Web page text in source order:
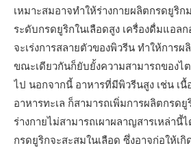
เหมาะสมอาจทำให้ร่างกายผลิตกรดยูริก
ระดับกรดยูริกในเลือดสูง เครื่องดื่มแอล
จะเร่งการสลายตัวของพิวรีน ทำให้การ
ขณะเดียวกันก็ยับยั้งความสามารถของไ
ไป นอกจากนี้ อาหารที่มีพิวรีนสูง เช่น เนื้
อาหารทะเล ก็สามารถเพิ่มการผลิตกรดยู
ร่างกายไม่สามารถเผาผลาญสารเหล่านี้
กรดยูริกจะสะสมในเลือด ซึ่งอาจก่อให้เ